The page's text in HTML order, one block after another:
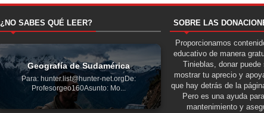
¿NO SABES QUÉ LEER?
Geografía de Sudamérica
Para: hunter.list@hunter-net.orgDe:
Profesorgeo160Asunto: Mo...
SOBRE LAS
Proporcionamos
educativo de manera
Tinieblas, donar puede
mostrar tu aprecio y
que hay detrás de la
Pero es una ayuda
mantenimiento y